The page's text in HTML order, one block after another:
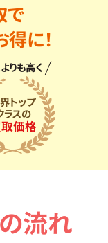
で
に！
りも高く
トップ
ラスの
価格
流れ